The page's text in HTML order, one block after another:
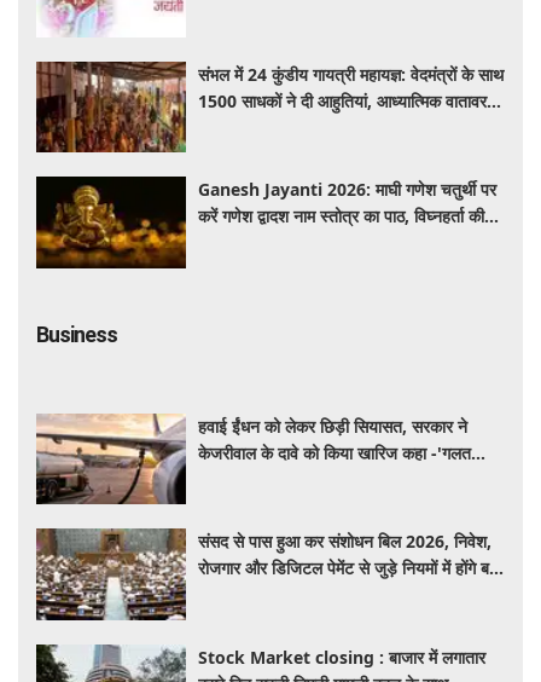
संभल में 24 कुंडीय गायत्री महायज्ञ: वेदमंत्रों के साथ
1500 साधकों ने दी आहुतियां, आध्यात्मिक वातावरण
Ganesh Jayanti 2026: माघी गणेश चतुर्थी पर
करें गणेश द्वादश नाम स्तोत्र का पाठ, विघ्नहर्ता की
Business
हवाई ईंधन को लेकर छिड़ी सियासत, सरकार ने
केजरीवाल के दावे को किया खारिज कहा -'गलत
संसद से पास हुआ कर संशोधन बिल 2026, निवेश,
रोजगार और डिजिटल पेमेंट से जुड़े नियमों में होंगे बड़े
Stock Market closing : बाजार में लगातार